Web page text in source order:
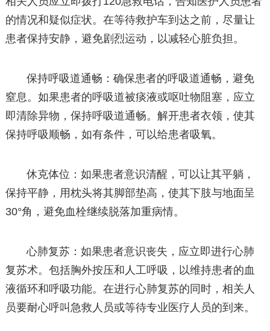
的情况和疑似症状。在等待救护车到达之前，尽量让
患者保持安静，避免剧烈运动，以减轻心脏负担。
保持呼吸道通畅：确保患者的呼吸道通畅，避免
窒息。如果患者的呼吸道被痰液或呕吐物阻塞，应立
即清除异物，保持呼吸道通畅。解开患者衣领，使其
保持呼吸顺畅，如有条件，可以给患者吸氧。
休克体位：如果患者意识清醒，可以让其平躺，
保持平静，用枕头将其脚部垫高，使其下肢与地面呈
30°角，避免血栓继续脱落加重病情。
心肺复苏：如果患者意识丧失，应立即进行心肺
复苏术。包括胸外按压和人工呼吸，以维持患者的血
液循环和呼吸功能。在进行心肺复苏的同时，相关人
员要耐心呼叫急救人员或等待专业医疗人员的到来。